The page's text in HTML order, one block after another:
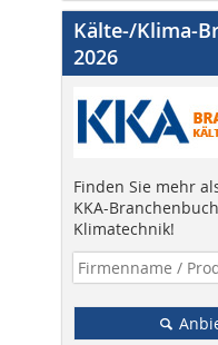
Kälte-/Klima-
2026
Finden Sie mehr
KKA-
Klimatechnik!